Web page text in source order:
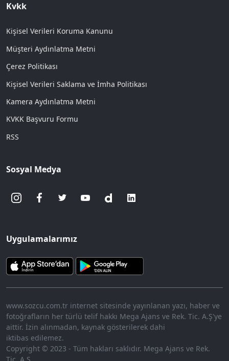
Kvkk
Kişisel Verileri Koruma Kanunu
Müşteri Aydınlatma Metni
Çerez Politikası
Kişisel Verileri Saklama ve İmha Politikası
Kamera Aydınlatma Metni
KVKK Başvuru Formu
RSS
Sosyal Medya
Uygulamalarımız
www.sozcu.com.tr internet sitesinde yayınlanan yazı, haber ve
fotoğrafların her türlü telif hakkı Mega Ajans ve Rek. Tic. A.Ş'ye
aittir. İzin alınmadan, kaynak gösterilerek dahi
iktibas edilemez.
Copyright © 2023 - Tüm hakları saklıdır. Mega Ajans ve Rek.